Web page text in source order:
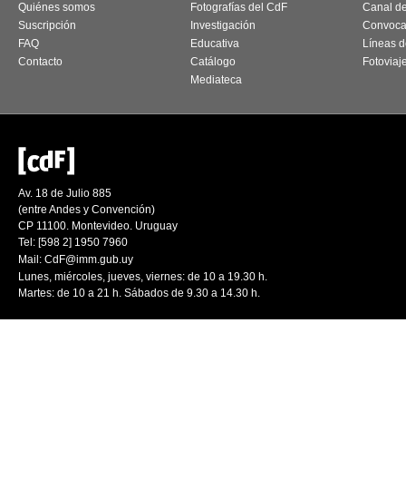
Quiénes somos
Suscripción
FAQ
Contacto
Fotografías del CdF
Investigación
Educativa
Catálogo
Mediateca
Canal
Líneas
Av. 18 de Julio 885
(entre Andes y Convención)
CP 11100. Montevideo. Uruguay
Tel: [598 2] 1950 7960
Mail: CdF@imm.gub.uy
Lunes, miércoles, jueves, viernes: de 10 a 19.30 h.
Martes: de 10 a 21 h. Sábados de 9.30 a 14.30 h.